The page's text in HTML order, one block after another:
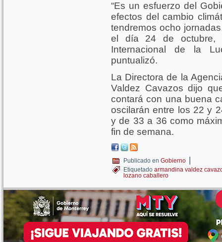
“Es un esfuerzo del
efectos del cambio
tendremos ocho
el día 24 de octubre,
Internacional de la
puntualizó.
La Directora de la
Valdez Cavazos dijo
contará con una buena
oscilarán entre los 22 y
y de 33 a 36 como
fin de semana.
Publicado en Gobierno |
Etiquetado armandina valdez
lozano caballero